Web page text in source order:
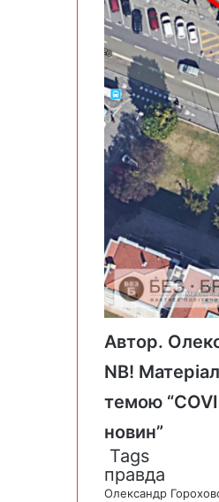
Автор.
NB!
темою
новин”
Tags
правда
Олександр